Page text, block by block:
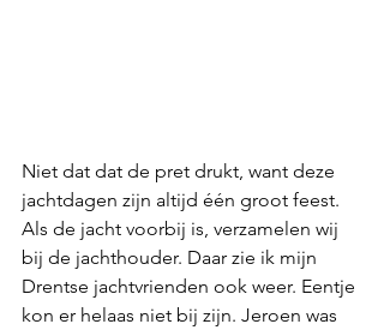
Niet dat dat de pret drukt, want deze
jachtdagen zijn altijd één groot feest.
Als de jacht voorbij is, verzamelen wij
bij de jachthouder. Daar zie ik mijn
Drentse jachtvrienden ook weer. Eentje
kon er helaas niet bij zijn. Jeroen was